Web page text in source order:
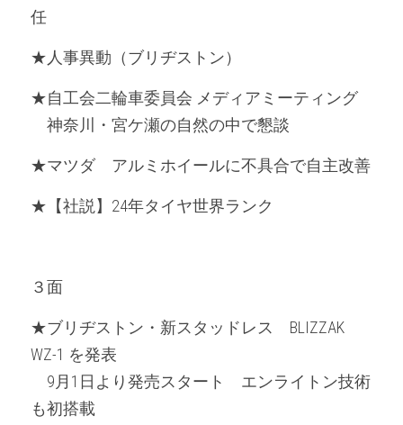
任
★人事異動（ブリヂストン）
★自工会二輪車委員会 メディアミーティング
神奈川・宮ケ瀬の自然の中で懇談
★マツダ　アルミホイールに不具合で自主改善
★【社説】24年タイヤ世界ランク
３面
★ブリヂストン・新スタッドレス　BLIZZAK
WZ-1 を発表
9月1日より発売スタート　エンライトン技術
も初搭載